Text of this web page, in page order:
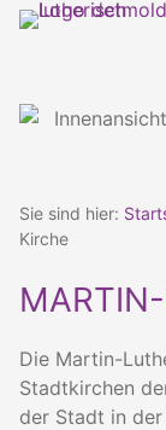
Zum
Sie sind hier:
Kirche
Die Martin-
Stadtkirchen
der Stadt in